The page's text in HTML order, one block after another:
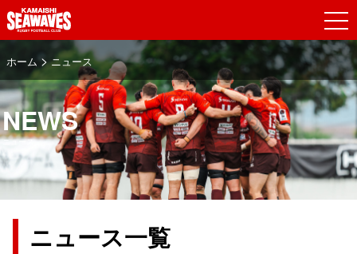
ホーム>ニュース
NEWS
ニュース
ニュース一覧